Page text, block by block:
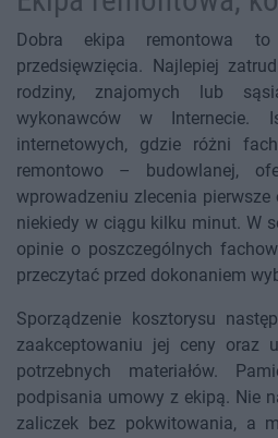
Dobra ekipa remontowa to
przedsięwzięcia. Najlepiej
rodziny, znajomych lub
wykonawców w Internecie.
internetowych, gdzie różni
remontowo – budowlanej,
wprowadzeniu zlecenia
niekiedy w ciągu kilku minut. W
opinie o poszczególnych
przeczytać przed dokonaniem
Sporządzenie kosztorysu
zaakceptowaniu jej ceny oraz
potrzebnych materiałów.
podpisania umowy z ekipą. Nie
zaliczek bez pokwitowania, a